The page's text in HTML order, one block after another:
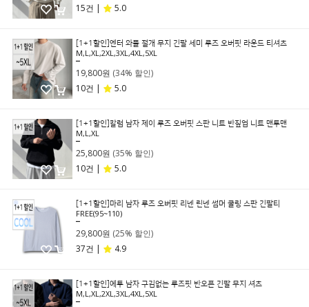
15건 |
5.0
[1+1할인]엔터 와플 절개 무지 긴팔 세미 루즈 오버핏 라운드 티셔츠
M,L,XL,2XL,3XL,4XL,5XL
19,800원 (34% 할인)
10건 |
5.0
[1+1할인]칼럼 남자 제이 루즈 오버핏 스판 니트 반짚업 니트 맨투맨
M,L,XL
25,800원 (35% 할인)
10건 |
5.0
[1+1할인]마리 남자 루즈 오버핏 리넨 린넨 썸머 쿨링 스판 긴팔티
FREE(95~110)
29,800원 (25% 할인)
37건 |
4.9
[1+1할인]에투 남자 구김없는 루즈핏 반오픈 긴팔 무지 셔츠
M,L,XL,2XL,3XL,4XL,5XL